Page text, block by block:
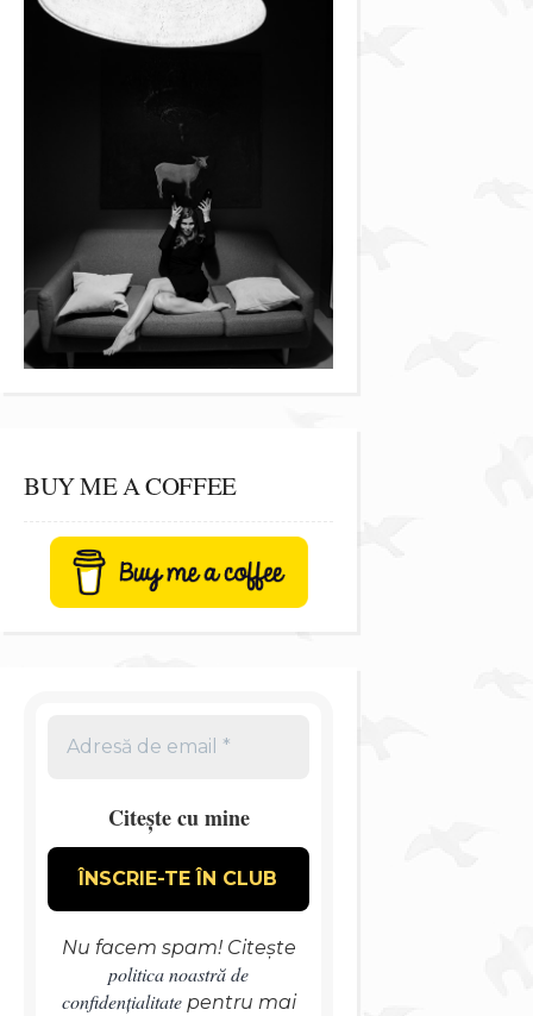
BUY ME A COFFEE
Citește cu mine
Nu facem spam! Citește
politica noastră de
confidențialitatepentru mai